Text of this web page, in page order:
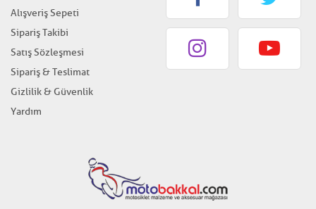
Alışveriş Sepeti
Sipariş Takibi
Satış Sözleşmesi
Sipariş & Teslimat
Gizlilik & Güvenlik
Yardım